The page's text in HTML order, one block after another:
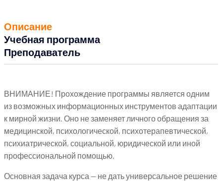
Описание
Учебная программа
Преподаватель
ВНИМАНИЕ! Прохождение программы является одним
из возможных информационных инструментов адаптации
к мирной жизни. Оно не заменяет личного обращения за
медицинской, психологической, психотерапевтической,
психиатрической, социальной, юридической или иной
профессиональной помощью.
Основная задача курса — не дать универсальное решение